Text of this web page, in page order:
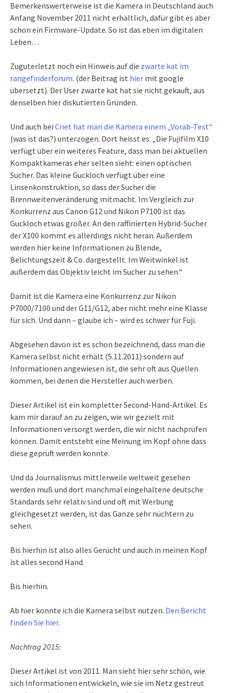
Bemerkenswerterweise ist die Kamera in Deutschland auch
Anfang November 2011 nicht erhältlich, dafür gibt es aber
schon ein Firmware-Update. So ist das eben im digitalen
Leben…
Zuguterletzt noch ein Hinweis auf die zwarte kat im
rangefinderforum. (der Beitrag ist hier mit google
übersetzt). Der User zwarte kat hat sie nicht gekauft, aus
denselben hier diskutierten Gründen.
Und auch bei Cnet hat man die Kamera einem „Vorab-Test“
(was ist das?) unterzogen. Dort heisst es: „Die Fujifilm X10
verfügt über ein weiteres Feature, dass man bei aktuellen
Kompaktkameras eher selten sieht: einen optischen
Sucher. Das kleine Guckloch verfügt über eine
Linsenkonstruktion, so dass der Sucher die
Brennweitenveränderung mitmacht. Im Vergleich zur
Konkurrenz aus Canon G12 und Nikon P7100 ist das
Guckloch etwas größer. An den raffinierten Hybrid-Sucher
der X100 kommt es allerdings nicht heran. Außerdem
werden hier keine Informationen zu Blende,
Belichtungszeit & Co. dargestellt. Im Weitwinkel ist
außerdem das Objektiv leicht im Sucher zu sehen.“
Damit ist die Kamera eine Konkurrenz zur Nikon
P7000/7100 und der G11/G12, aber nicht mehr eine Klasse
für sich. Und dann – glaube ich – wird es schwer für Fuji.
Abgesehen davon ist es schon bezeichnend, dass man die
Kamera selbst nicht erhält (5.11.2011) sondern auf
Informationen angewiesen ist, die sehr oft aus Quellen
kommen, bei denen die Hersteller auch werben.
Dieser Artikel ist ein kompletter Second-Hand-Artikel. Es
kam mir darauf an zu zeigen, wie wir gezielt mit
Informationen versorgt werden, die wir nicht nachprüfen
können. Damit entsteht eine Meinung im Kopf ohne dass
diese geprüft werden konnte.
Und da Journalismus mittlerweile weltweit gesehen
werden muß und dort manchmal eingehaltene deutsche
Standards sehr relativ sind und oft mit Werbung
gleichgesetzt werden, ist das Ganze sehr nüchtern zu
sehen.
Bis hierhin ist also alles Gerücht und auch in meinen Kopf
ist alles second Hand.
Bis hierhin.
Ab hier konnte ich die Kamera selbst nutzen. Den Bericht
finden Sie hier.
Nachtrag 2015:
Dieser Artikel ist von 2011. Man sieht hier sehr schön, wie
sich Informationen entwickeln, wie sie im Netz gestreut